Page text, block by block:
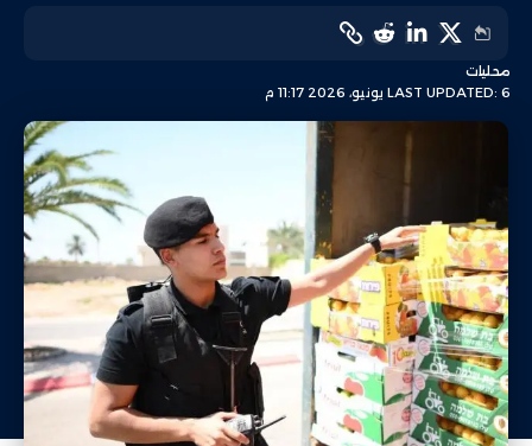
LAST UPDATED: 6 يونيو، 2026 11:17 م
محليات